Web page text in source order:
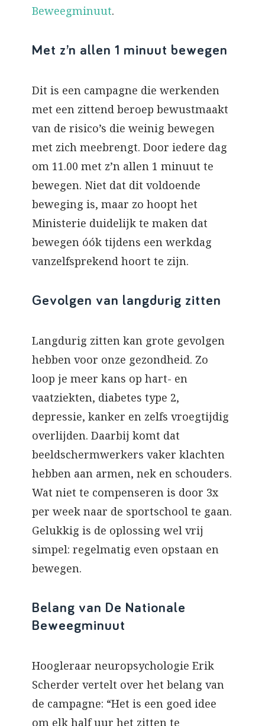
Beweegminuut.
Met z’n allen 1 minuut bewegen
Dit is een campagne die werkenden
met een zittend beroep bewustmaakt
van de risico’s die weinig bewegen
met zich meebrengt. Door iedere dag
om 11.00 met z’n allen 1 minuut te
bewegen. Niet dat dit voldoende
beweging is, maar zo hoopt het
Ministerie duidelijk te maken dat
bewegen óók tijdens een werkdag
vanzelfsprekend hoort te zijn.
Gevolgen van langdurig zitten
Langdurig zitten kan grote gevolgen
hebben voor onze gezondheid. Zo
loop je meer kans op hart- en
vaatziekten, diabetes type 2,
depressie, kanker en zelfs vroegtijdig
overlijden. Daarbij komt dat
beeldschermwerkers vaker klachten
hebben aan armen, nek en schouders.
Wat niet te compenseren is door 3x
per week naar de sportschool te gaan.
Gelukkig is de oplossing wel vrij
simpel: regelmatig even opstaan en
bewegen.
Belang van De Nationale
Beweegminuut
Hoogleraar neuropsychologie Erik
Scherder vertelt over het belang van
de campagne: “Het is een goed idee
om elk half uur het zitten te